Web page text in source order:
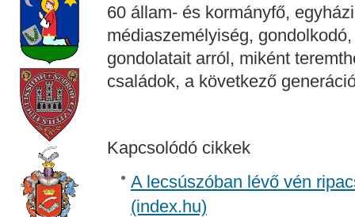
60 állam- és kormányfő,
médiaszemélyiség,
gondolatait arról, miként
családok, a következő
Kapcsolódó cikkek
A lecsúszóban lévő vén
(index.hu)